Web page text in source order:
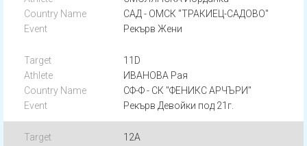
САД - ОМСК "ТРАКИЕЦ-САДОВО"
Рекърв Жени
11D
ИВАНОВА Рая
СФ-Ф - СК "ФЕНИКС АРЧЪРИ"
Рекърв Девойки под 21г.
12A